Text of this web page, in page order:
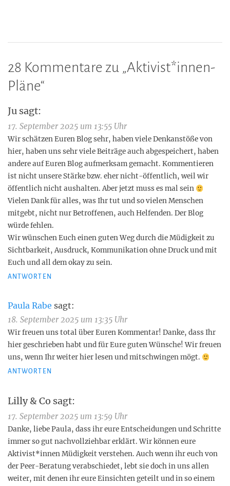
28 Kommentare zu „Aktivist*innen-
Pläne“
Ju sagt:
17. September 2025 um 13:55 Uhr
Wir schätzen Euren Blog sehr, haben viele Denkanstöße von
hier, haben uns sehr viele Beiträge auch abgespeichert, haben
andere auf Euren Blog aufmerksam gemacht. Kommentieren
ist nicht unsere Stärke bzw. eher nicht-öffentlich, weil wir
öffentlich nicht aushalten. Aber jetzt muss es mal sein
Vielen Dank für alles, was Ihr tut und so vielen Menschen
mitgebt, nicht nur Betroffenen, auch Helfenden. Der Blog
würde fehlen.
Wir wünschen Euch einen guten Weg durch die Müdigkeit zu
Sichtbarkeit, Ausdruck, Kommunikation ohne Druck und mit
Euch und all dem okay zu sein.
ANTWORTEN
Paula Rabe sagt:
18. September 2025 um 13:35 Uhr
Wir freuen uns total über Euren Kommentar! Danke, dass Ihr
hier geschrieben habt und für Eure guten Wünsche! Wir freuen
uns, wenn Ihr weiter hier lesen und mitschwingen mögt.
ANTWORTEN
Lilly & Co sagt:
17. September 2025 um 13:59 Uhr
Danke, liebe Paula, dass ihr eure Entscheidungen und Schritte
immer so gut nachvollziehbar erklärt. Wir können eure
Aktivist*innen Müdigkeit verstehen. Auch wenn ihr euch von
der Peer-Beratung verabschiedet, lebt sie doch in uns allen
weiter, mit denen ihr eure Einsichten geteilt und in so einem